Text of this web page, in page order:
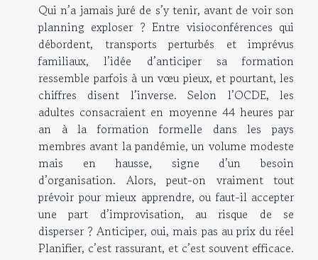
Qui n’a jamais juré de s’y tenir, avant de voir son
planning exploser ? Entre visioconférences qui
débordent, transports perturbés et imprévus
familiaux, l’idée d’anticiper sa formation
ressemble parfois à un vœu pieux, et pourtant, les
chiffres disent l’inverse. Selon l’OCDE, les
adultes consacraient en moyenne 44 heures par
an à la formation formelle dans les pays
membres avant la pandémie, un volume modeste
mais en hausse, signe d’un besoin
d’organisation. Alors, peut-on vraiment tout
prévoir pour mieux apprendre, ou faut-il accepter
une part d’improvisation, au risque de se
disperser ? Anticiper, oui, mais pas au prix du réel
Planifier, c’est rassurant, et c’est souvent efficace.